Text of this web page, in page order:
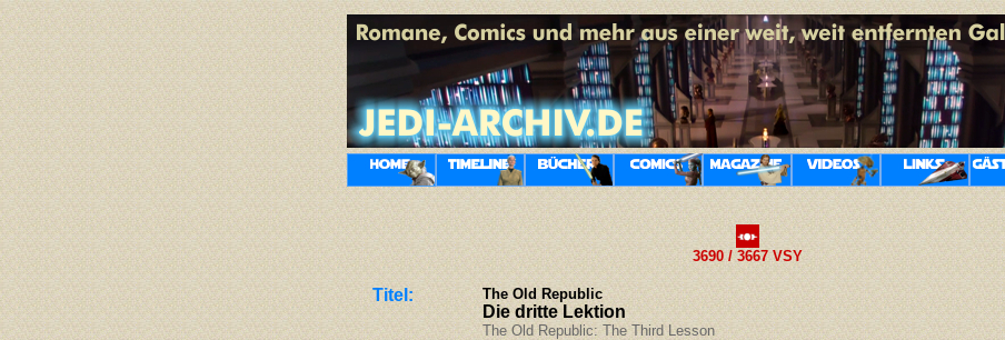
3690 / 3667 VSY
Titel: The Old Republic
Die dritte Lektion
The Old Republic: The Third Lesson